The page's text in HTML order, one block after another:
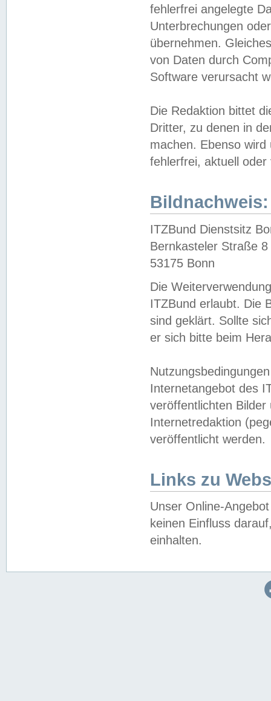
fehlerfrei angelegte
Unterbrechungen
übernehmen.
von Daten durch
Software verursacht
Die Redaktion bittet
Dritter, zu denen in
machen. Ebenso
fehlerfrei, aktuell oder
Bildnachweis:
ITZBund Dienstsitz
Bernkasteler Straße 8
53175 Bonn
Die
ITZBund erlaubt. Die
sind geklärt. Sollte
er sich bitte beim
Internetangebot des
veröffentlichten
Internetredaktion
veröffentlicht werden.
Links zu
Unser Online-
keinen Einfluss
einhalten.